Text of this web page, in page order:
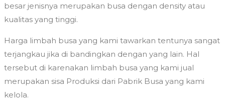
besar jenisnya merupakan busa dengan density atau
kualitas yang tinggi.
Harga limbah busa yang kami tawarkan tentunya sangat
terjangkau jika di bandingkan dengan yang lain. Hal
tersebut di karenakan limbah busa yang kami jual
merupakan sisa Produksi dari Pabrik Busa yang kami
kelola.